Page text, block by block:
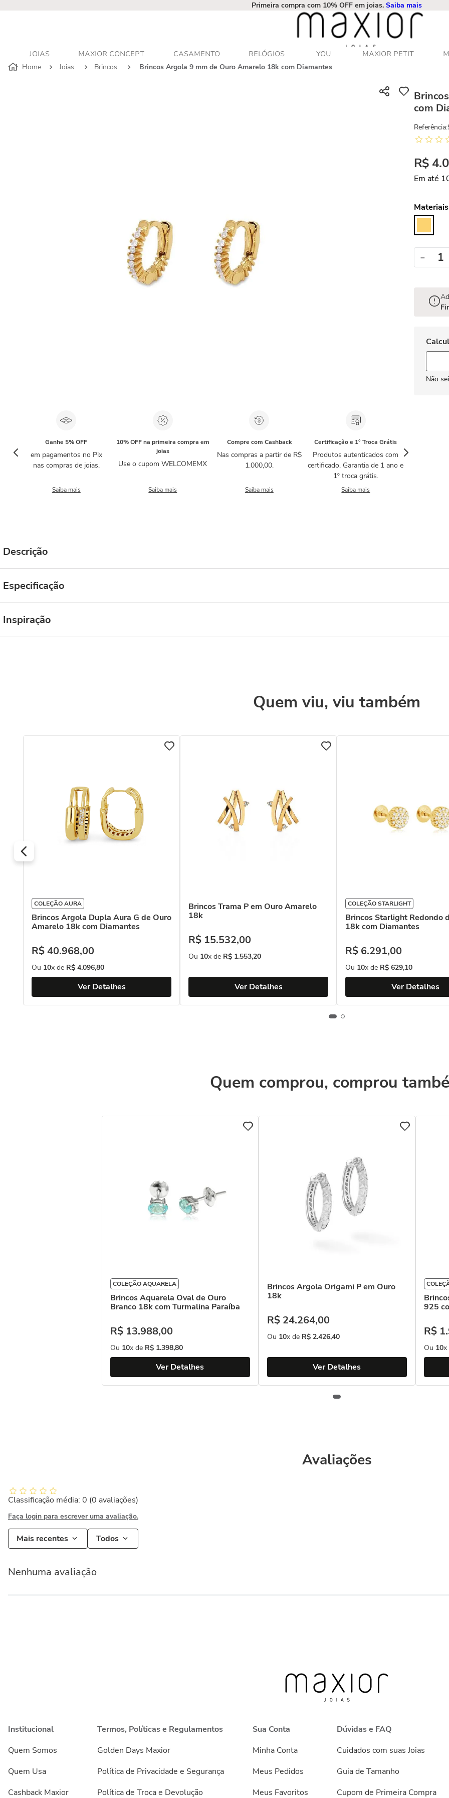
Primeira compra com 10% OFF em joias. Saiba mais
JOIAS MAXIOR CONCEPT CASAMENTO RELÓGIOS YOU MAXIOR PETIT
Joias
Brincos Brincos Argola 9 mm de Ouro Amarelo 18k com Diamantes
Ganhe 5% OFF
em pagamentos no Pix
nas compras de joias.
Saiba mais
10% OFF na primeira compra em
joias
Use o cupom WELCOMEMX
Saiba mais
Compre com Cashback
Nas compras a partir de R$
1.000,00.
Saiba mais
Certificação e 1° Troca Grátis
Produtos autenticados com
certificado. Garantia de 1 ano e
1º troca grátis.
Saiba mais
com
Referência:
R$ 4.
Em até
－
Não
Descrição
Especificação
Inspiração
Quem viu, viu também
COLEÇÃO AURA
Brincos Argola Dupla Aura G de Ouro
Amarelo 18k com Diamantes
R$40.968,00
Ou 10x de R$ 4.096,80
Ver Detalhes
Brincos Trama P em Ouro Amarelo
18k
R$ 15.532,00
Ou 10x de R$ 1.553,20
Ver Detalhes
COLEÇÃO STARLIGHT
Brincos Starlight Redondo
18k com Diamantes
R$ 6.291,00
Ou 10x de R$ 629,10
Ver Detalhes
Quem comprou, comprou
COLEÇÃO AQUARELA
Brincos Aquarela Oval de Ouro
Branco 18k com Turmalina Paraíba
R$ 13.988,00
Ou 10x de R$ 1.398,80
Ver Detalhes
Brincos Argola Origami P em Ouro
18k
R$ 24.264,00
Ou 10x de R$ 2.426,40
Ver Detalhes
925
R$ 1.
Ou 10x
Avaliações
Classificação média: 0 (0 avaliações)
Faça login para escrever uma avaliação.
Mais recentes Todos
Nenhuma avaliação
Institucional
Quem Somos
Quem Usa
Cashback Maxior
Termos, Políticas e Regulamentos
Golden Days Maxior
Política de Privacidade e Segurança
Política de Troca e Devolução
Sua Conta
Minha Conta
Meus Pedidos
Meus Favoritos
Dúvidas e FAQ
Cuidados com suas Joias
Guia de Tamanho
Cupom de Primeira Compra